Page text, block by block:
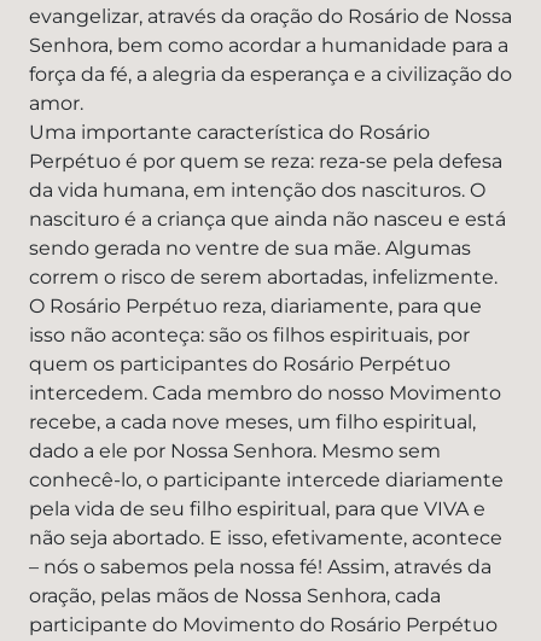
evangelizar, através da oração do Rosário de Nossa
Senhora, bem como acordar a humanidade para a
força da fé, a alegria da esperança e a civilização do
amor.
Uma importante característica do Rosário
Perpétuo é por quem se reza: reza-se pela defesa
da vida humana, em intenção dos nascituros. O
nascituro é a criança que ainda não nasceu e está
sendo gerada no ventre de sua mãe. Algumas
correm o risco de serem abortadas, infelizmente.
O Rosário Perpétuo reza, diariamente, para que
isso não aconteça: são os filhos espirituais, por
quem os participantes do Rosário Perpétuo
intercedem. Cada membro do nosso Movimento
recebe, a cada nove meses, um filho espiritual,
dado a ele por Nossa Senhora. Mesmo sem
conhecê-lo, o participante intercede diariamente
pela vida de seu filho espiritual, para que VIVA e
não seja abortado. E isso, efetivamente, acontece
– nós o sabemos pela nossa fé! Assim, através da
oração, pelas mãos de Nossa Senhora, cada
participante do Movimento do Rosário Perpétuo